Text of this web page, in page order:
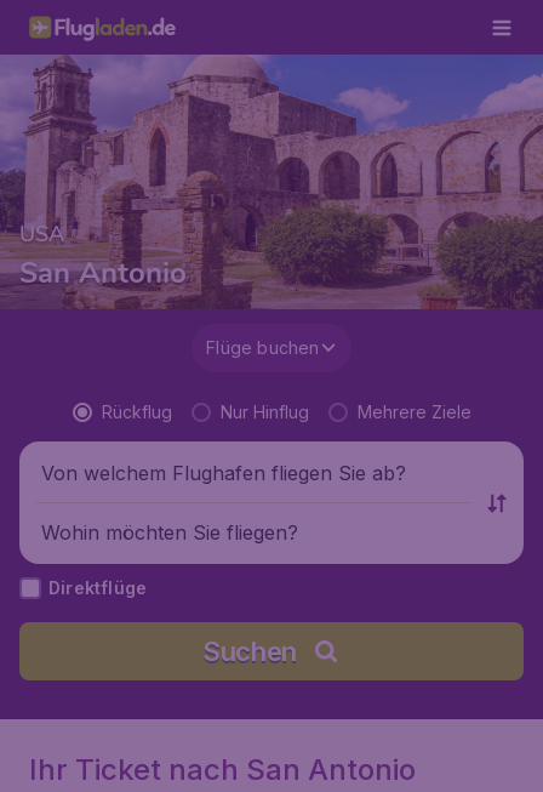
USA
San Antonio
Flüge buchen
Rückflug Nur Hinflug Mehrere Ziele
Von welchem Flughafen fliegen Sie ab?
Wohin möchten Sie fliegen?
Direktflüge
Suchen
Ihr Ticket nach San Antonio